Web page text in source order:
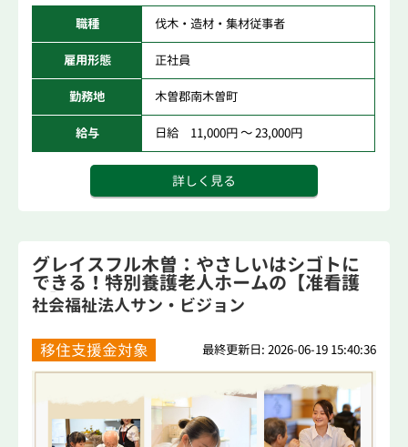
職種 伐木・造材・集材従事者
雇用形態 正社員
勤務地 木曽郡南木曽町
給与 日給 11,000円 ～ 23,000円
詳しく見る
グレイスフル木曽：やさしいはシゴトに
できる！特別養護老人ホームの【准看護
師】
社会福祉法人サン・ビジョン
移住支援金対象 最終更新日: 2026-06-19 15:40:36